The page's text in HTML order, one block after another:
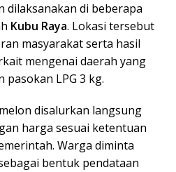
dilaksanakan di beberapa
Kubu Raya. Lokasi tersebut
masyarakat serta hasil
mengenai daerah yang
LPG 3 kg.
disalurkan langsung
harga sesuai ketentuan
Warga diminta
bentuk pendataan